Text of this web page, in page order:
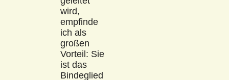
wird,
empfinde
ich als
großen
Vorteil: Sie
ist das
Bindeglied